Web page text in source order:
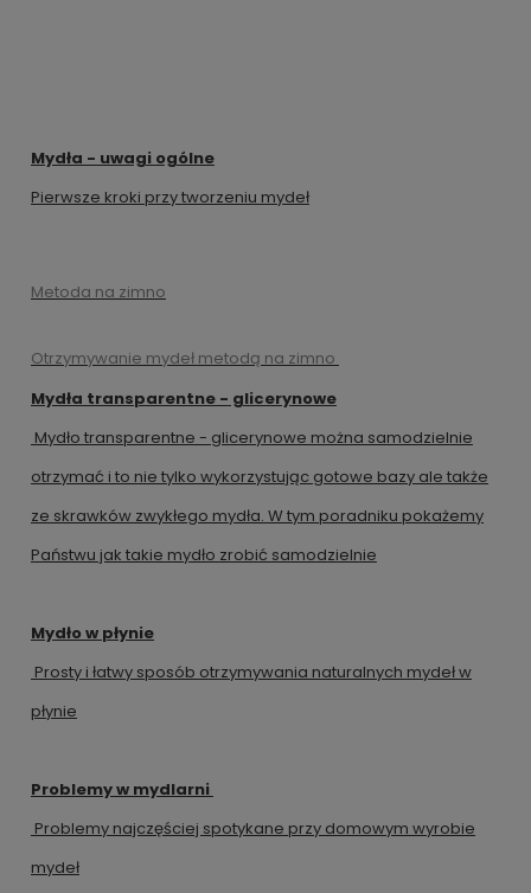
Mydła - uwagi ogólne
Pierwsze kroki przy tworzeniu mydeł
Metoda na zimno
Otrzymywanie mydeł metodą na zimno
Mydła transparentne - glicerynowe
Mydło transparentne - glicerynowe można samodzielnie
otrzymać i to nie tylko wykorzystując gotowe bazy ale także
ze skrawków zwykłego mydła. W tym poradniku pokażemy
Państwu jak takie mydło zrobić samodzielnie
Mydło w płynie
Prosty i łatwy sposób otrzymywania naturalnych mydeł w
płynie
Problemy w mydlarni
Problemy najczęściej spotykane przy domowym wyrobie
mydeł